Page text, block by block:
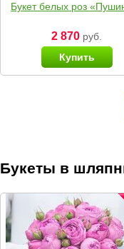
Букет белых роз
2 870 руб.
Купить
Букеты в